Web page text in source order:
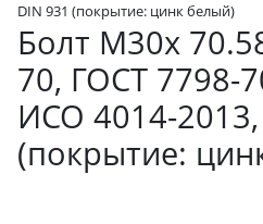
DIN 931 (покрытие: цинк белый)
Болт М30х
70, ГОСТ 7798-
ИСО 4014-2013,
(покрытие: